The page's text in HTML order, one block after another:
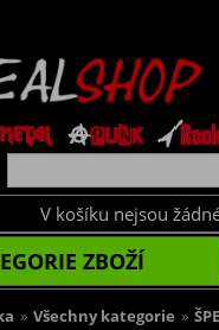
V košíku nejsou
ZBOŽÍ
» Všechny kategorie »